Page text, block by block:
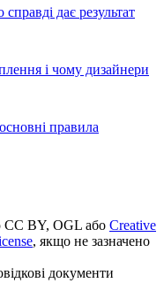
дає результат
і чому дизайнери
правила
CC BY, OGL або Creative
, якщо не зазначено
документи